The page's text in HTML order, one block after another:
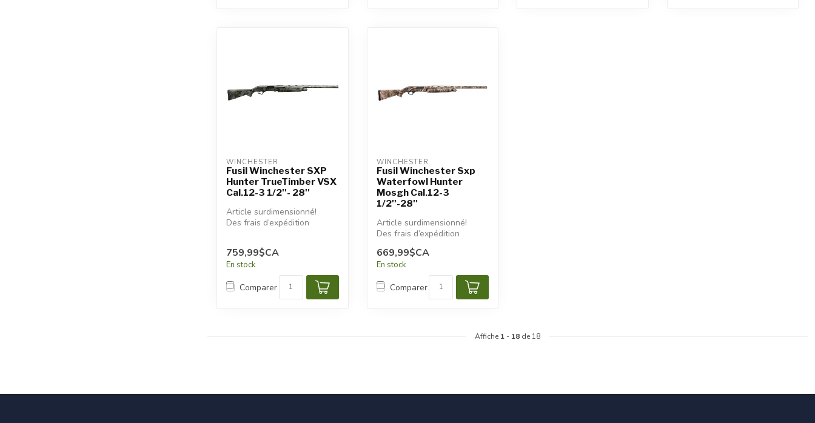
WINCHESTER
Fusil Winchester SXP
Hunter TrueTimber VSX
Cal.12-3 1/2''- 28''
Article surdimensionné!
Des frais d’expédition
appliqués.
759,99$CA
En stock
Comparer
WINCHESTER
Fusil Winchester Sxp
Waterfowl Hunter
Mosgh Cal.12-3
1/2''-28''
Article surdimensionné!
Des frais d’expédition
additionnels seront
appliqués.
669,99$CA
En stock
Comparer
Affiche 1 - 18 de 18